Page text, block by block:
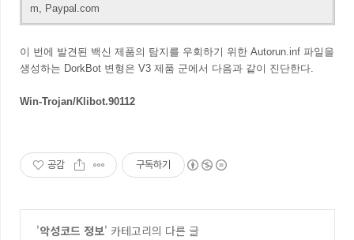
m, Paypal.com
이 번에 발견된 백신 제품의 탐지를 우회하기 위한 Autorun.inf 파일을
생성하는 DorkBot 변형은 V3 제품 군에서 다음과 같이 진단한다.
Win-Trojan/Klibot.90112
공감 구독하기
'악성코드 정보' 카테고리의 다른 글